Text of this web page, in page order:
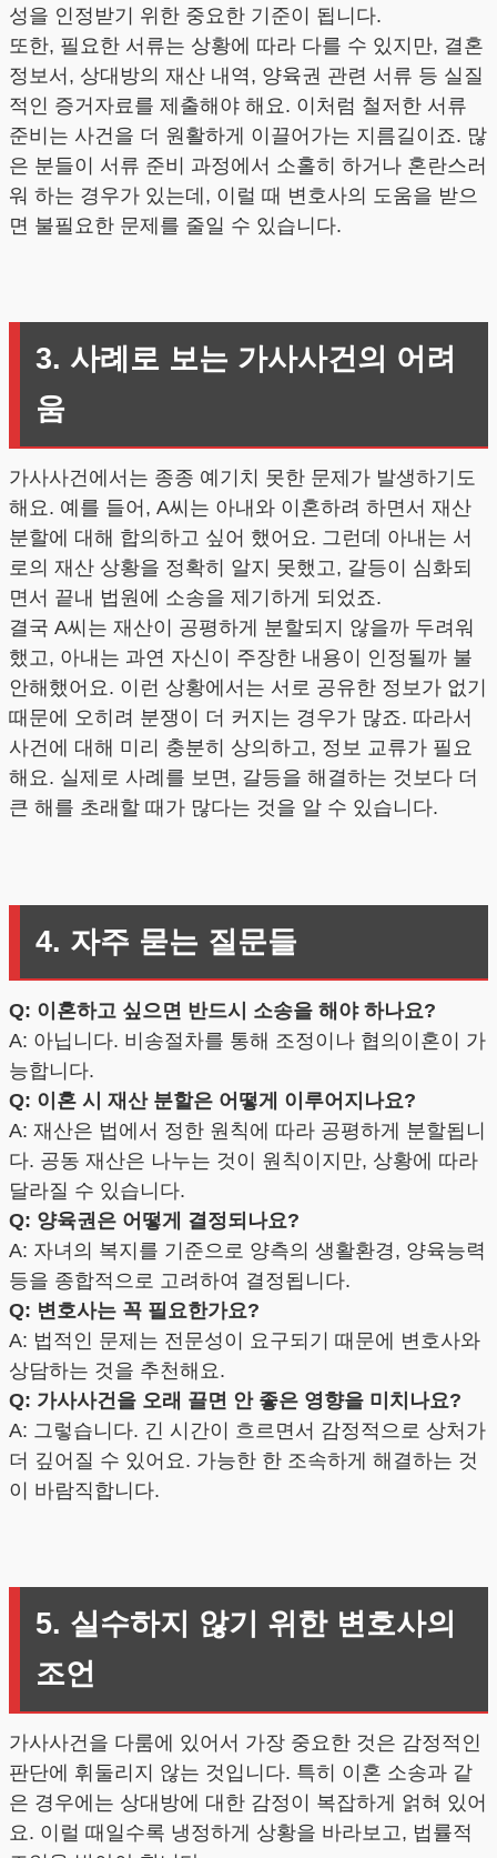
성을 인정받기 위한 중요한 기준이 됩니다.
또한, 필요한 서류는 상황에 따라 다를 수 있지만, 결혼
정보서, 상대방의 재산 내역, 양육권 관련 서류 등 실질
적인 증거자료를 제출해야 해요. 이처럼 철저한 서류
준비는 사건을 더 원활하게 이끌어가는 지름길이죠. 많
은 분들이 서류 준비 과정에서 소홀히 하거나 혼란스러
워 하는 경우가 있는데, 이럴 때 변호사의 도움을 받으
면 불필요한 문제를 줄일 수 있습니다.
3. 사례로 보는 가사사건의 어려
움
가사사건에서는 종종 예기치 못한 문제가 발생하기도
해요. 예를 들어, A씨는 아내와 이혼하려 하면서 재산
분할에 대해 합의하고 싶어 했어요. 그런데 아내는 서
로의 재산 상황을 정확히 알지 못했고, 갈등이 심화되
면서 끝내 법원에 소송을 제기하게 되었죠.
결국 A씨는 재산이 공평하게 분할되지 않을까 두려워
했고, 아내는 과연 자신이 주장한 내용이 인정될까 불
안해했어요. 이런 상황에서는 서로 공유한 정보가 없기
때문에 오히려 분쟁이 더 커지는 경우가 많죠. 따라서
사건에 대해 미리 충분히 상의하고, 정보 교류가 필요
해요. 실제로 사례를 보면, 갈등을 해결하는 것보다 더
큰 해를 초래할 때가 많다는 것을 알 수 있습니다.
4. 자주 묻는 질문들
Q: 이혼하고 싶으면 반드시 소송을 해야 하나요?
A: 아닙니다. 비송절차를 통해 조정이나 협의이혼이 가
능합니다.
Q: 이혼 시 재산 분할은 어떻게 이루어지나요?
A: 재산은 법에서 정한 원칙에 따라 공평하게 분할됩니
다. 공동 재산은 나누는 것이 원칙이지만, 상황에 따라
달라질 수 있습니다.
Q: 양육권은 어떻게 결정되나요?
A: 자녀의 복지를 기준으로 양측의 생활환경, 양육능력
등을 종합적으로 고려하여 결정됩니다.
Q: 변호사는 꼭 필요한가요?
A: 법적인 문제는 전문성이 요구되기 때문에 변호사와
상담하는 것을 추천해요.
Q: 가사사건을 오래 끌면 안 좋은 영향을 미치나요?
A: 그렇습니다. 긴 시간이 흐르면서 감정적으로 상처가
더 깊어질 수 있어요. 가능한 한 조속하게 해결하는 것
이 바람직합니다.
5. 실수하지 않기 위한 변호사의
조언
가사사건을 다룸에 있어서 가장 중요한 것은 감정적인
판단에 휘둘리지 않는 것입니다. 특히 이혼 소송과 같
은 경우에는 상대방에 대한 감정이 복잡하게 얽혀 있어
요. 이럴 때일수록 냉정하게 상황을 바라보고, 법률적